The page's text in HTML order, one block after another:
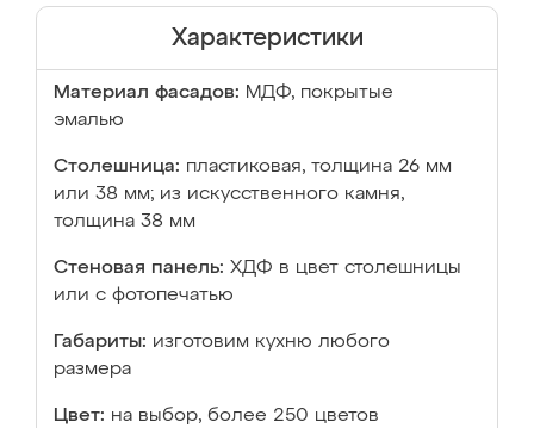
Характеристики
Материал фасадов: МДФ, покрытые
эмалью
Столешница: пластиковая, толщина 26 мм
или 38 мм; из искусственного камня,
толщина 38 мм
Стеновая панель: ХДФ в цвет столешницы
или с фотопечатью
Габариты: изготовим кухню любого
размера
Цвет: на выбор, более 250 цветов